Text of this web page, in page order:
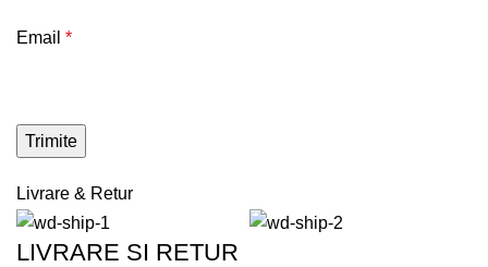
Email *
Livrare & Retur
LIVRARE SI RETUR